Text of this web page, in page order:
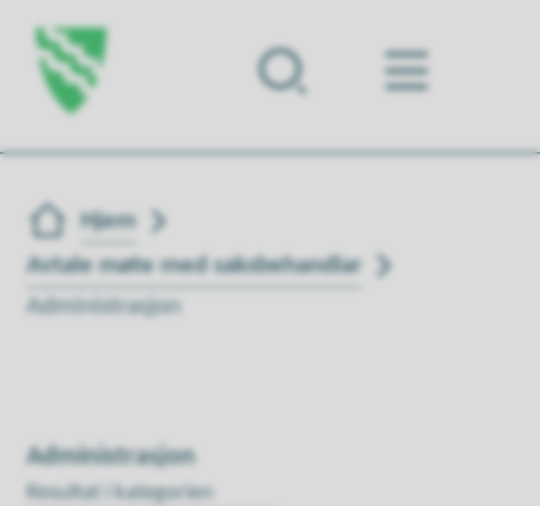
Forsiden
Du er her:
Hjem
Avtale møte med saksbehandlar
Administrasjon
Administrasjon
Resultat i kategorien